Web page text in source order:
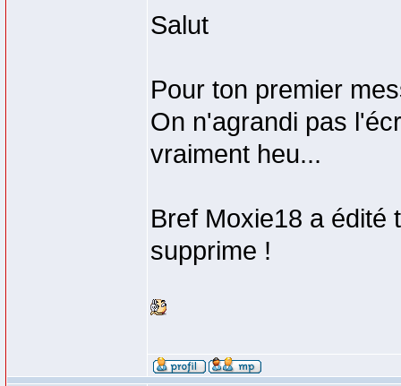
Salut
Pour ton premier
On n'agrandi pas
vraiment heu...
Bref Moxie18 a édité
supprime !